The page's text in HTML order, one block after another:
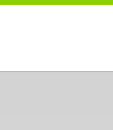
Direkt zum Inhalt